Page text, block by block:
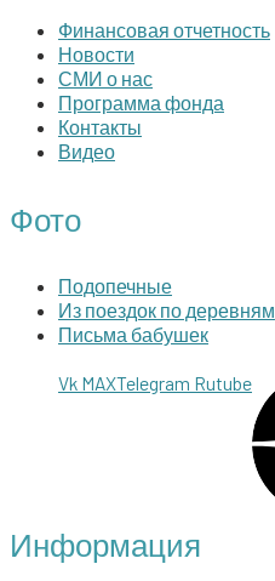
Финансовая отчетность
Новости
СМИ о нас
Программа фонда
Контакты
Видео
Фото
Подопечные
Из поездок по деревням
Письма бабушек
Vk MAXTelegram Rutube
Информация